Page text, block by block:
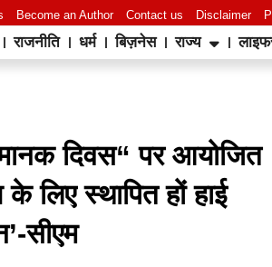
Become an Author Contact us Disclaimer
राजनीति धर्म बिज़नेस राज्य
दिवस“ पर आयोजित
के लिए स्थापित हों हाई
सीएम